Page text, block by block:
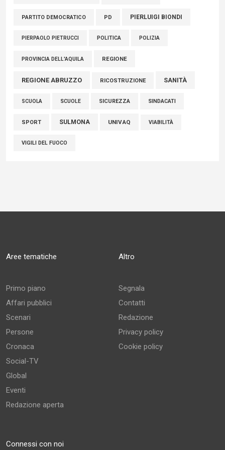
PARTITO DEMOCRATICO PD PIERLUIGI BIONDI
PIERPAOLO PIETRUCCI POLITICA POLIZIA
PROVINCIA DELL'AQUILA REGIONE
REGIONE ABRUZZO RICOSTRUZIONE SANITÀ
SCUOLA SCUOLE SICUREZZA SINDACATI
SPORT SULMONA UNIVAQ VIABILITÀ
VIGILI DEL FUOCO
Aree tematiche
Primo piano
Affari pubblici
Scenari
Persone
Cronaca
Social-TV
Global
Eventi
Redazione aperta
Altro
Segnala
Contatti
Redazione
Privacy policy
Cookie policy
Connessi con noi